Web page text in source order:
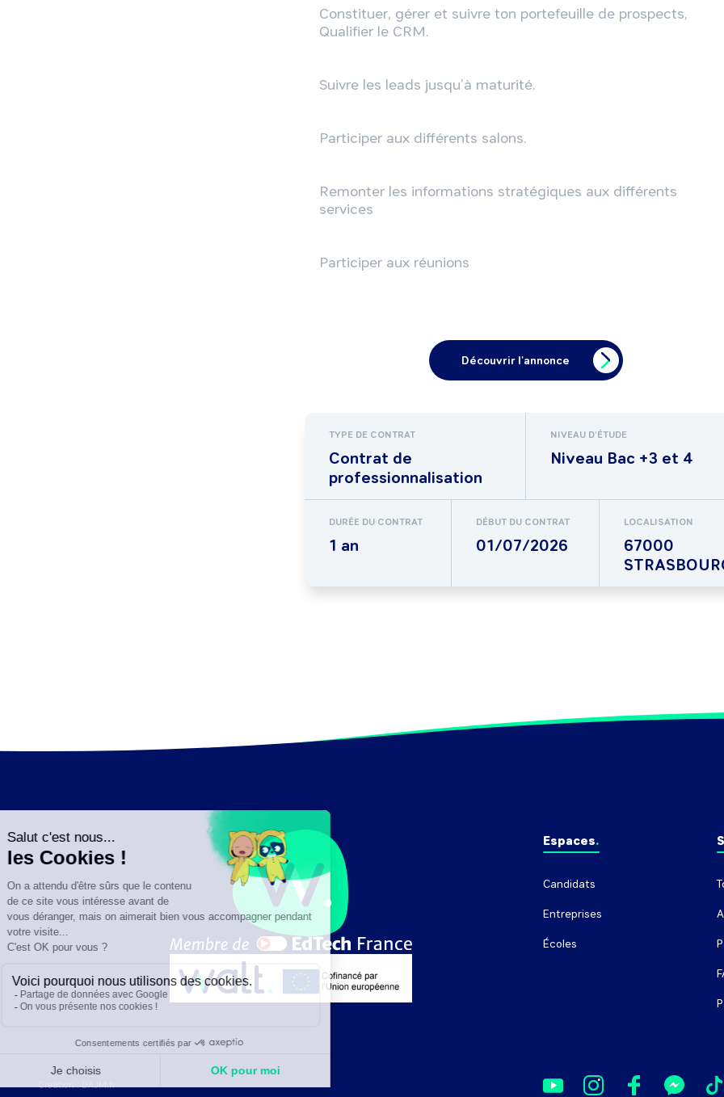
Constituer, gérer et suivre ton portefeuille de prospects,
Qualifier le CRM.
Suivre les leads jusqu’à maturité.
Participer aux différents salons.
Remonter les informations stratégiques aux différents
services
Participer aux réunions
Découvrir l'annonce
TYPE DE CONTRAT
Contrat de
professionnalisation
NIVEAU D'ÉTUDE
Niveau Bac +3 et 4
DURÉE DU CONTRAT
1 an
DÉBUT DU CONTRAT
01/07/2026
LOCALISATION
67000
Espaces
Candidats
Entreprises
Écoles
Création :DAJM.fr